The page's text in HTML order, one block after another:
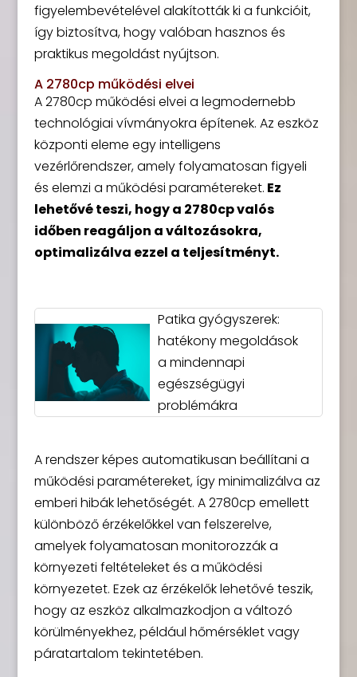
figyelembevételével alakították ki a funkcióit,
így biztosítva, hogy valóban hasznos és
praktikus megoldást nyújtson.
A 2780cp működési elvei
A 2780cp működési elvei a legmodernebb
technológiai vívmányokra építenek. Az eszköz
központi eleme egy intelligens
vezérlőrendszer, amely folyamatosan figyeli
és elemzi a működési paramétereket. Ez
lehetővé teszi, hogy a 2780cp valós
időben reagáljon a változásokra,
optimalizálva ezzel a teljesítményt.
Patika gyógyszerek:
hatékony megoldások
a mindennapi
egészségügyi
problémákra
A rendszer képes automatikusan beállítani a
működési paramétereket, így minimalizálva az
emberi hibák lehetőségét. A 2780cp emellett
különböző érzékelőkkel van felszerelve,
amelyek folyamatosan monitorozzák a
környezeti feltételeket és a működési
környezetet. Ezek az érzékelők lehetővé teszik,
hogy az eszköz alkalmazkodjon a változó
körülményekhez, például hőmérséklet vagy
páratartalom tekintetében.